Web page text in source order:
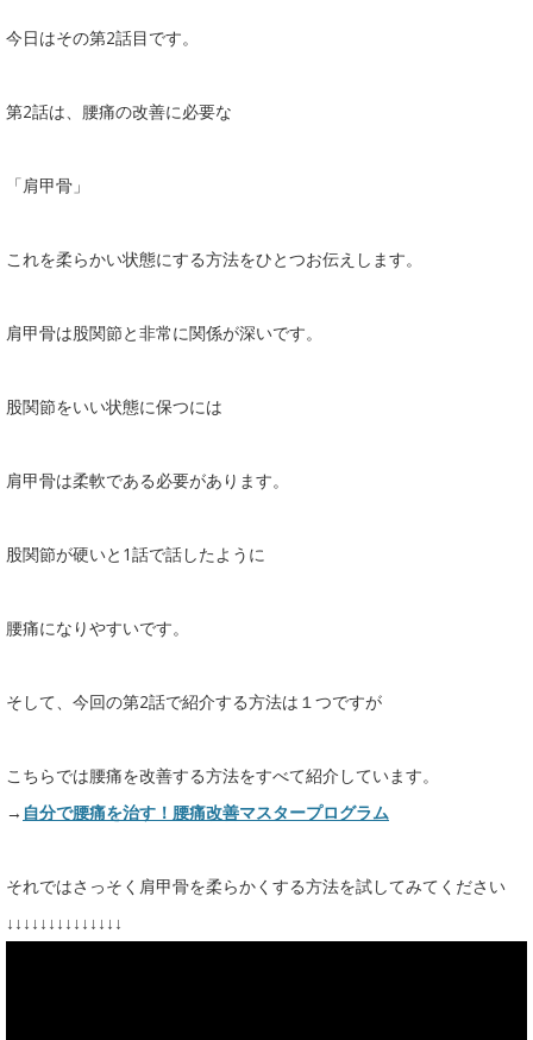
今日はその第2話目です。
第2話は、腰痛の改善に必要な
「肩甲骨」
これを柔らかい状態にする方法をひとつお伝えします。
肩甲骨は股関節と非常に関係が深いです。
股関節をいい状態に保つには
肩甲骨は柔軟である必要があります。
股関節が硬いと1話で話したように
腰痛になりやすいです。
そして、今回の第2話で紹介する方法は１つですが
こちらでは腰痛を改善する方法をすべて紹介しています。
→ 自分で腰痛を治す！腰痛改善マスタープログラム
それではさっそく肩甲骨を柔らかくする方法を試してみてください
↓↓↓↓↓↓↓↓↓↓↓↓↓↓